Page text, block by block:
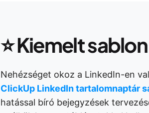
⭐Kiemelt sablon
Nehézséget okoz a LinkedIn-en
ClickUp LinkedIn tartalomnaptár
hatással bíró bejegyzések